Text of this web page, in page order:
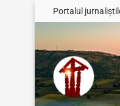
Portalul